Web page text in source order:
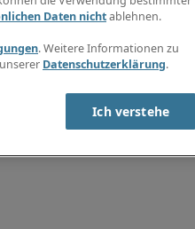
Daten nichtablehnen.
. Weitere Informationen zu
Datenschutzerklärung.
Ich verstehe